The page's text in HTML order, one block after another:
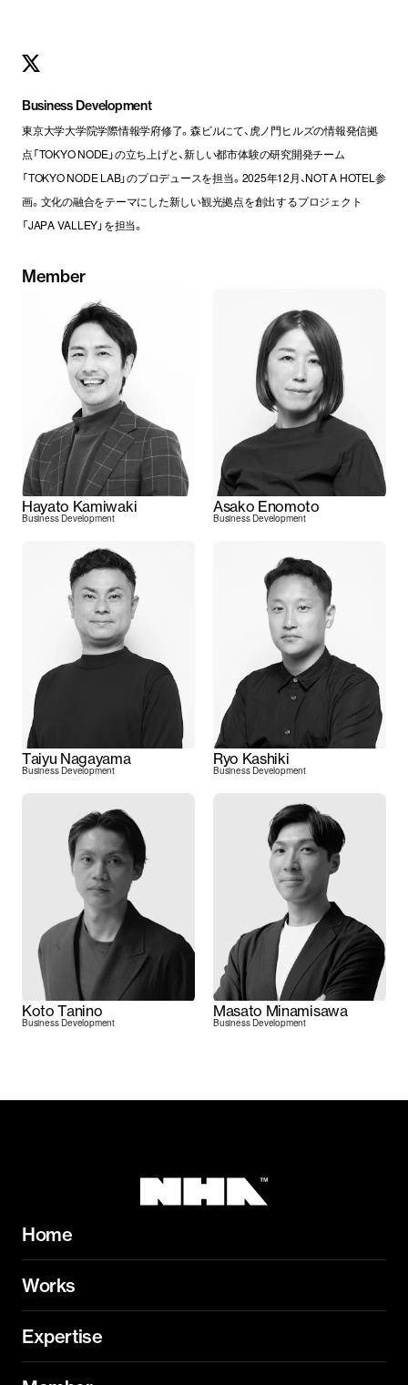
Business Development
東京大学大学院学際情報学府修了。森ビルにて、虎ノ門ヒルズの情報発信拠
点「TOKYO NODE」の立ち上げと、新しい都市体験の研究開発チーム
「TOKYO NODE LAB」のプロデュースを担当。2025年12月、NOT A HOTEL参
画。文化の融合をテーマにした新しい観光拠点を創出するプロジェクト
「JAPA VALLEY」を担当。
Member
Hayato Kamiwaki
Business Development
Asako Enomoto
Business Development
Taiyu Nagayama
Business Development
Ryo Kashiki
Business Development
Koto Tanino
Business Development
Masato Minamisawa
Business Development
Home
Works
Expertise